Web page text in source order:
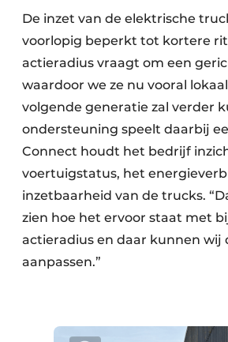
De inzet van de elektrische
voorlopig beperkt tot kortere
actieradius vraagt om een
waardoor we ze nu vooral
volgende generatie zal verder
ondersteuning speelt daarbij
Connect houdt het bedrijf
voertuigstatus, het
inzetbaarheid van de trucks.
zien hoe het ervoor staat met
actieradius en daar kunnen wij
aanpassen.”